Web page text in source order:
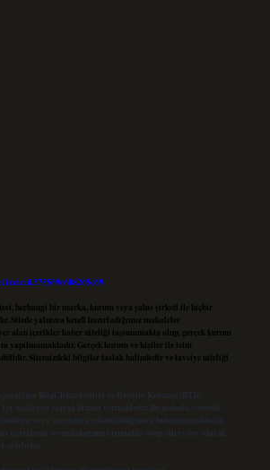
live:.cid.575569c608265c69
herhangi bir marka, kurum veya şahıs şirketi ile hiçbir
Sitede yalnızca kendi hazırladığımız makaleler
alan içerikler haber niteliği taşımamakta olup, gerçek kurum
yapılmamaktadır. Gerçek kurum ve kişiler ile isim
Sitemizdeki bilgiler taslak halindedir ve tavsiye niteliği
gereğince Bilgi Teknolojileri ve İletişim Kurumu (BTK)
Sağlayıcı olarak hizmet vermektedir. Bu nedenle, sitedeki
veya araştırma yükümlülüğümüz bulunmamaktadır.
içeriklerin sorumluluğunu taşımakta olup, siteye üye olarak
sayılırlar.